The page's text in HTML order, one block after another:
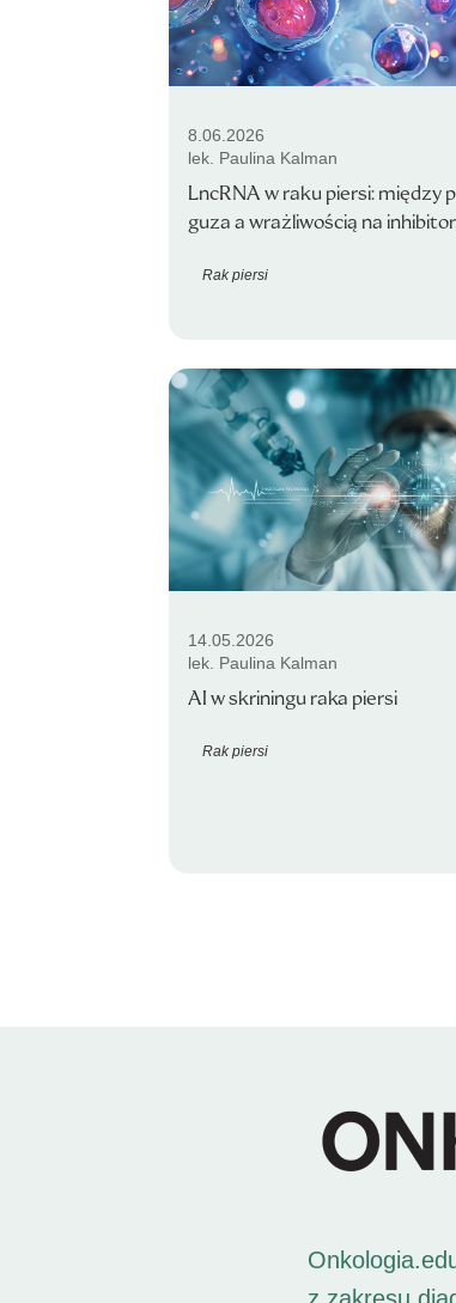
8.06.2026
lek. Paulina Kalman
LncRNA w raku piersi: między
guza a wrażliwością na
Rak piersi
14.05.2026
lek. Paulina Kalman
AI w skriningu raka piersi
Rak piersi